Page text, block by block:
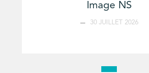
Image NS
30 JUILLET 2026